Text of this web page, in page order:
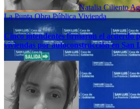
Natalia Ciliento
La PuntaObra PúblicaVivienda
Cinco intendentes firmaron el acuerdo
viviendas por autoconstrucción en San